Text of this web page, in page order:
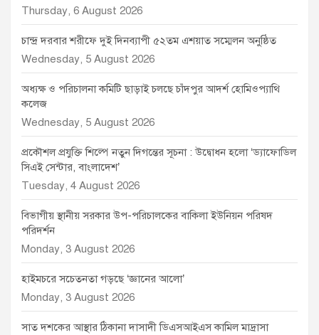
Thursday, 6 August 2026
চান্দ্র দরবার শরীফে দুই দিনব্যাপী ৫২তম এশয়াত সম্মেলন অনুষ্ঠিত
Wednesday, 5 August 2026
অধ্যক্ষ ও পরিচালনা কমিটি ছাড়াই চলছে চাঁদপুর আদর্শ হোমিওপ্যাথি
কলেজ
Wednesday, 5 August 2026
প্রকৌশল প্রযুক্তি শিল্পে নতুন দিগন্তের সূচনা : উদ্বোধন হলো ‘ড্যাফোডিল
সিএই সেন্টার, বাংলাদেশ’
Tuesday, 4 August 2026
বিভাগীয় স্থানীয় সরকার উপ-পরিচালকের বাকিলা ইউনিয়ন পরিষদ
পরিদর্শন
Monday, 3 August 2026
হাইমচরে সচেতনতা গড়ছে ‘জ্ঞানের আলো’
Monday, 3 August 2026
সাত দশকের আস্থার ঠিকানা দাসাদী ডিএসআইএস কামিল মাদ্রাসা